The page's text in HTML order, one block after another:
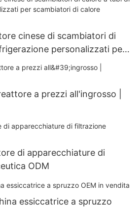
cinese di scambiatori di
personalizzati per
personalizzabili
a prezzi all'ingrosso |
di apparecchiature di
ODM
essiccatrice a spruzzo